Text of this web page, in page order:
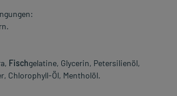
Fischgelatine, Glycerin, Petersilienöl,
Chlorophyll-Öl, Mentholöl.